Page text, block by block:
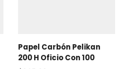
Papel Carbón Pelikan
200 H Oficio Con 100